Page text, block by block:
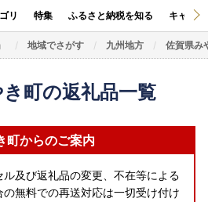
リ 特集 ふるさと納税を知る キャン
地域でさがす 九州地方 佐賀県み
町の返礼品一覧
町からのご案内
ル及び返礼品の変更、不在等による
無料での再送対応は一切受け付け